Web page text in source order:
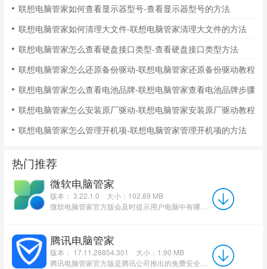
联想电脑管家如何查看显示器型号-查看显示器型号的方法
联想电脑管家如何清理大文件-联想电脑管家清理大文件的方法
联想电脑管家怎么查看硬盘接口类型-查看硬盘接口类型方法
联想电脑管家怎么还原备份驱动-联想电脑管家还原备份驱动教程
联想电脑管家怎么查看电池品牌-联想电脑管家查看电池品牌步骤
联想电脑管家怎么安装原厂驱动-联想电脑管家安装原厂驱动教程
联想电脑管家怎么管理开机项-联想电脑管家管理开机项的方法
热门推荐
微软电脑管家
版本： 3.22.1.0
大小：102.89 MB
微软电脑管家官方版会及时提示用户电脑中有哪些可修复项，为Windows系统保驾护航。作为Windows官方工具，其优...
腾讯电脑管家
版本： 17.11.28854.301
大小：1.90 MB
腾讯电脑管家官方版是腾讯公司推出的免费安全防护软件，集系统优化、病毒查杀与实时防护于一体。该软件具备...